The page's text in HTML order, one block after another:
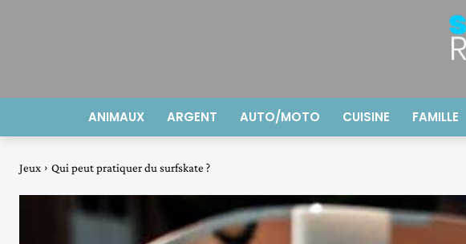
ANIMAUX ARGENT AUTO/MOTO CUISINE FAMILLE
Jeux Qui peut pratiquer du surfskate ?